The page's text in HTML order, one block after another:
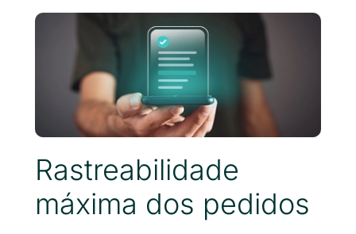
Rastreabilidade
máxima dos pedidos